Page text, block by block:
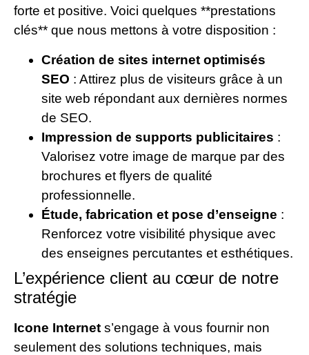
forte et positive. Voici quelques **prestations
clés** que nous mettons à votre disposition :
Création de sites internet optimisés
SEO : Attirez plus de visiteurs grâce à un
site web répondant aux dernières normes
de SEO.
Impression de supports publicitaires :
Valorisez votre image de marque par des
brochures et flyers de qualité
professionnelle.
Étude, fabrication et pose d’enseigne :
Renforcez votre visibilité physique avec
des enseignes percutantes et esthétiques.
L’expérience client au cœur de notre
stratégie
Icone Internet s’engage à vous fournir non
seulement des solutions techniques, mais